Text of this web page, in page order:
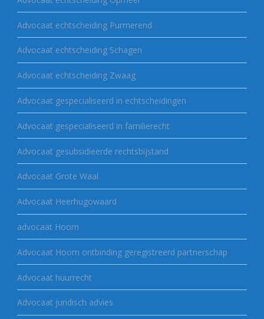
Advocaat echtscheiding Purmerend
Advocaat echtscheiding Schagen
Advocaat echtscheiding Zwaag
Advocaat gespecialiseerd in echtscheidingen
Advocaat gespecialiseerd in familierecht
Advocaat gesubsidieerde rechtsbijstand
Advocaat Grote Waal
Advocaat Heerhugowaard
advocaat Hoorn
Advocaat Hoorn ontbinding geregistreerd partnerschap
Advocaat huurrecht
Advocaat juridisch advies